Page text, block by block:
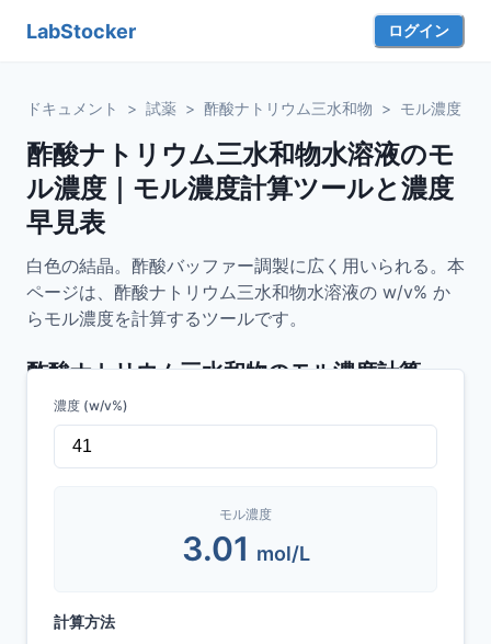
LabStocker ログイン
ドキュメント > 試薬 > 酢酸ナトリウム三水和物 > モル濃度
酢酸ナトリウム三水和物水溶液のモ
ル濃度｜モル濃度計算ツールと濃度
早見表
白色の結晶。酢酸バッファー調製に広く用いられる。本
ページは、酢酸ナトリウム三水和物水溶液の w/v% か
らモル濃度を計算するツールです。
酢酸ナトリウム三水和物のモル濃度計算
濃度 (w/v%)
モル濃度
3.01 mol/L
計算方法